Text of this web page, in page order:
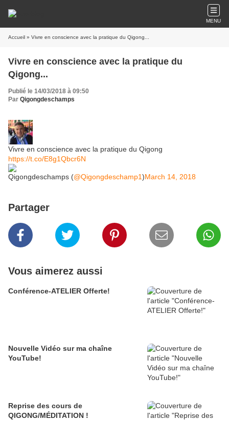
MENU
Accueil » Vivre en conscience avec la pratique du Qigong...
Vivre en conscience avec la pratique du
Qigong...
Publié le 14/03/2018 à 09:50
Par Qigongdeschamps
Vivre en conscience avec la pratique du Qigong
https://t.co/E8g1Qbcr6N
Qigongdeschamps (@Qigongdeschamp1)March 14, 2018
Partager
Vous aimerez aussi
Conférence-ATELIER Offerte!
Nouvelle Vidéo sur ma chaîne
YouTube!
Reprise des cours de
QIGONG/MÉDITATION !